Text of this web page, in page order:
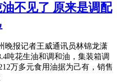
不见了 原来是调配
晚报记者王威通讯员林锦龙潇
吨花生油和调和油，集装箱调
万多元食用油据为己有，销售